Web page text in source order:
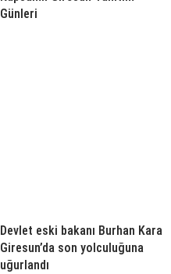
Günleri
Devlet eski bakanı Burhan Kara
Giresun’da son yolculuğuna
uğurlandı